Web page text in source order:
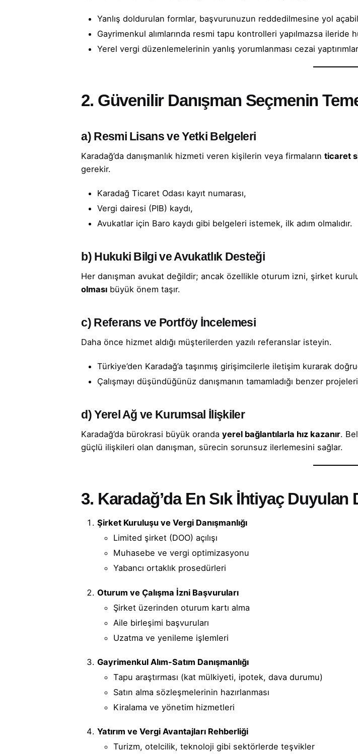
Yanlış doldurulan formlar, başvurunuzun reddedilmesine yol
Gayrimenkul alımlarında resmi tapu kontrolleri yapılmazsa ileride
Yerel vergi düzenlemelerinin yanlış yorumlanması cezai
2. Güvenilir Danışman Seçmenin
a) Resmi Lisans ve Yetki Belgeleri
Karadağ’da danışmanlık hizmeti veren kişilerin veya firmalarınticaret
gerekir.
Karadağ Ticaret Odası kayıt numarası,
Vergi dairesi (PIB) kaydı,
Avukatlar için Baro kaydı gibi belgeleri istemek, ilk adım olmalıdır.
b) Hukuki Bilgi ve Avukatlık Desteği
Her danışman avukat değildir; ancak özellikle oturum izni, şirket
olması büyük önem taşır.
c) Referans ve Portföy İncelemesi
Daha önce hizmet aldığı müşterilerden yazılı referanslar isteyin.
Türkiye’den Karadağ’a taşınmış girişimcilerle iletişim kurarak
Çalışmayı düşündüğünüz danışmanın tamamladığı benzer
d)Yerel Ağ ve Kurumsal İlişkiler
Karadağ’da bürokrasi büyük orandayerel bağlantılarla hız kazanır.
güçlü ilişkileri olan danışman, sürecin sorunsuz ilerlemesini sağlar.
3. Karadağ’da En Sık İhtiyaç Duyulan
Şirket Kuruluşu ve Vergi Danışmanlığı
Limited şirket (DOO) açılışı
Muhasebe ve vergi optimizasyonu
Yabancı ortaklık prosedürleri
Oturum ve Çalışma İzni Başvuruları
Şirket üzerinden oturum kartı alma
Aile birleşimi başvuruları
Uzatma ve yenileme işlemleri
Gayrimenkul Alım-Satım Danışmanlığı
Tapu araştırması (kat mülkiyeti, ipotek, dava durumu)
Satın alma sözleşmelerinin hazırlanması
Kiralama ve yönetim hizmetleri
Yatırım ve Vergi Avantajları Rehberliği
Turizm, otelcilik, teknoloji gibi sektörlerde teşvikler